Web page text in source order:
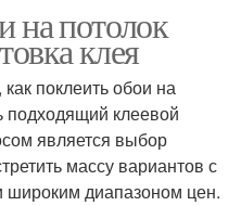
на потолок
клея
поклеить обои на
подходящий клеевой
является выбор
массу вариантов с
широким диапазоном цен.